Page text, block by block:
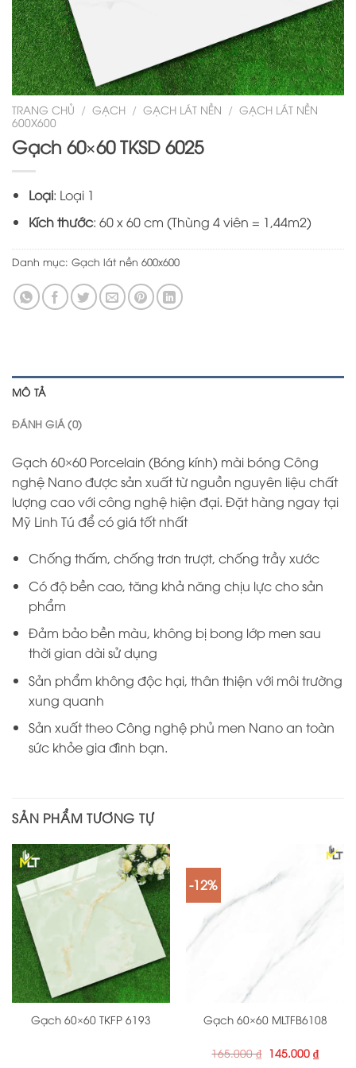
TRANG CHỦ / GẠCH / GẠCH LÁT NỀN / GẠCH LÁT NỀN
600X600
Gạch 60×60 TKSD 6025
Loại: Loại 1
Kích thước: 60 x 60 cm (Thùng 4 viên = 1,44m2)
Danh mục: Gạch lát nền 600x600
MÔ TẢ
ĐÁNH GIÁ (0)
Gạch 60×60 Porcelain (Bóng kính) mài bóng Công
nghệ Nano được sản xuất từ nguồn nguyên liệu chất
lượng cao với công nghệ hiện đại. Đặt hàng ngay tại
Mỹ Linh Tú để có giá tốt nhất
Chống thấm, chống trơn trượt, chống trầy xước
Có độ bền cao, tăng khả năng chịu lực cho sản
phẩm
Đảm bảo bền màu, không bị bong lớp men sau
thời gian dài sử dụng
Sản phẩm không độc hại, thân thiện với môi trường
xung quanh
Sản xuất theo Công nghệ phủ men Nano an toàn
sức khỏe gia đình bạn.
SẢN PHẨM TƯƠNG TỰ
Gạch 60×60 TKFP 6193
-12%
Gạch 60×60 MLTFB6108
165.000₫ Giá
gốc
145.000 ₫Giá
hiện